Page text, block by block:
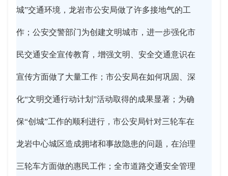
城”交通环境，龙岩市公安局做了许多接地气的工
作；公安交警部门为创建文明城市，进一步强化市
民交通安全宣传教育，增强文明、安全交通意识在
宣传方面做了大量工作；市公安局在如何巩固、深
化“文明交通行动计划”活动取得的成果显著；为确
保“创城”工作的顺利进行，市公安局针对三轮车在
龙岩中心城区造成拥堵和事故隐患的问题，在治理
三轮车方面做的惠民工作；全市道路交通安全管理